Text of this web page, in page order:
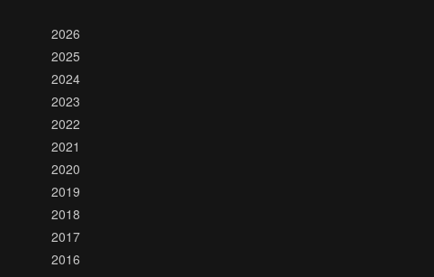
2026
2025
2024
2023
2022
2021
2020
2019
2018
2017
2016